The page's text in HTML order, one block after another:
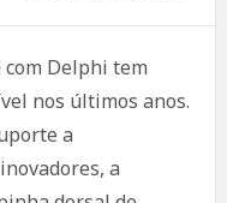
Delphi tem
nos últimos anos.
a
a